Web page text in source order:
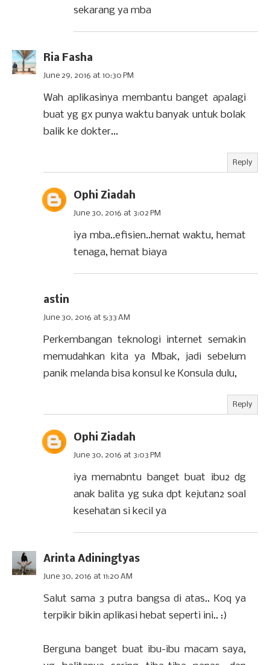
sekarang ya mba
Ria Fasha
June 29, 2016 at 10:30 PM
Wah aplikasinya membantu banget apalagi
buat yg gx punya waktu banyak untuk bolak
balik ke dokter...
Reply
Ophi Ziadah
June 30, 2016 at 3:02 PM
iya mba..efisien..hemat waktu, hemat
tenaga, hemat biaya
astin
June 30, 2016 at 5:33 AM
Perkembangan teknologi internet semakin
memudahkan kita ya Mbak, jadi sebelum
panik melanda bisa konsul ke Konsula dulu,
Reply
Ophi Ziadah
June 30, 2016 at 3:03 PM
iya memabntu banget buat ibu2 dg
anak balita yg suka dpt kejutan2 soal
kesehatan si kecil ya
Arinta Adiningtyas
June 30, 2016 at 11:20 AM
Salut sama 3 putra bangsa di atas.. Koq ya
terpikir bikin aplikasi hebat seperti ini.. :)
Berguna banget buat ibu-ibu macam saya,